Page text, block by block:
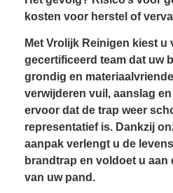
kosten voor herstel of
Met Vrolijk Reinigen kiest u
gecertificeerd team dat uw
grondig en
verwijderen vuil, aanslag
ervoor dat de trap weer
representatief is. Dankzij
aanpak verlengt u de
brandtrap en voldoet u aan
van uw pand.